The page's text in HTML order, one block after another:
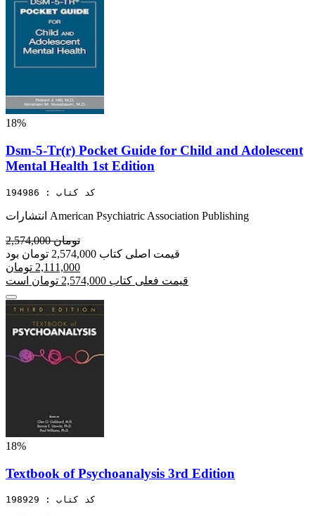
18%
Dsm-5-Tr(r) Pocket Guide for Child and Adolescent
Mental Health 1st Edition
کد کتاب : 194986
انتشارات American Psychiatric Association Publishing
2,574,000 تومان
قیمت اصلی کتاب 2,574,000 تومان بود
2,111,000 تومان
قیمت فعلی کتاب 2,574,000 تومان است
18%
Textbook of Psychoanalysis 3rd Edition
کد کتاب : 198929